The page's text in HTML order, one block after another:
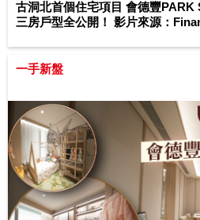
古洞北首個住宅項目 會德豐PARK
三房戶型全公開！ 影片來源：
一手新盤